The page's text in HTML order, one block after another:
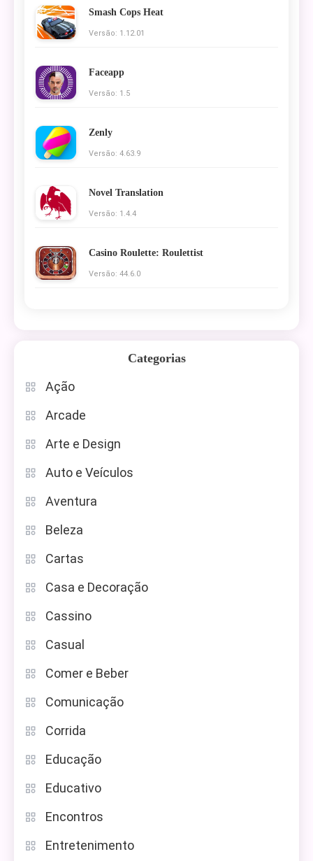
Smash Cops Heat
Versão: 1.12.01
Faceapp
Versão: 1.5
Zenly
Versão: 4.63.9
Novel Translation
Versão: 1.4.4
Casino Roulette: Roulettist
Versão: 44.6.0
Categorias
Ação
Arcade
Arte e Design
Auto e Veículos
Aventura
Beleza
Cartas
Casa e Decoração
Cassino
Casual
Comer e Beber
Comunicação
Corrida
Educação
Educativo
Encontros
Entretenimento